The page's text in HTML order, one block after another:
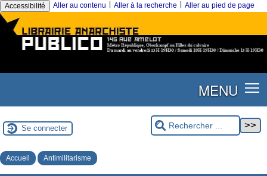
Accessibilité Aller au contenu Aller à la recherche Aller au pied de page
MENU
Se connecter
Accueil Antimilitarisme